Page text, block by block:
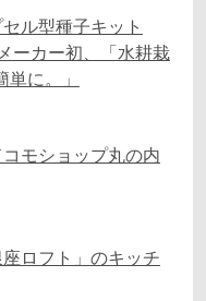
ル型種子キット
ーカー初、「水耕栽
に。」
モショップ丸の内
ロフト」のキッチ